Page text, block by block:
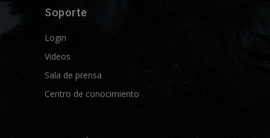
Soporte
Login
Videos
Sala de prensa
Centro de conocimiento